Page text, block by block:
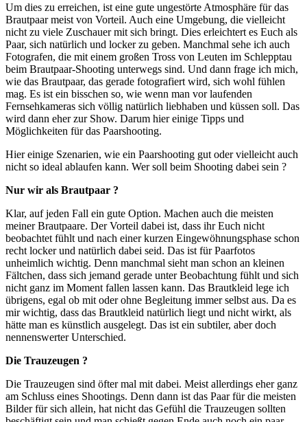
Um dies zu erreichen, ist eine gute ungestörte Atmosphäre für das
Brautpaar meist von Vorteil. Auch eine Umgebung, die vielleicht
nicht zu viele Zuschauer mit sich bringt. Dies erleichtert es Euch als
Paar, sich natürlich und locker zu geben. Manchmal sehe ich auch
Fotografen, die mit einem großen Tross von Leuten im Schlepptau
beim Brautpaar-Shooting unterwegs sind. Und dann frage ich mich,
wie das Brautpaar, das gerade fotografiert wird, sich wohl fühlen
mag. Es ist ein bisschen so, wie wenn man vor laufenden
Fernsehkameras sich völlig natürlich liebhaben und küssen soll. Das
wird dann eher zur Show. Darum hier einige Tipps und
Möglichkeiten für das Paarshooting.
Hier einige Szenarien, wie ein Paarshooting gut oder vielleicht auch
nicht so ideal ablaufen kann. Wer soll beim Shooting dabei sein ?
Nur wir als Brautpaar ?
Klar, auf jeden Fall ein gute Option. Machen auch die meisten
meiner Brautpaare. Der Vorteil dabei ist, dass ihr Euch nicht
beobachtet fühlt und nach einer kurzen Eingewöhnungsphase schon
recht locker und natürlich dabei seid. Das ist für Paarfotos
unheimlich wichtig. Denn manchmal sieht man schon an kleinen
Fältchen, dass sich jemand gerade unter Beobachtung fühlt und sich
nicht ganz im Moment fallen lassen kann. Das Brautkleid lege ich
übrigens, egal ob mit oder ohne Begleitung immer selbst aus. Da es
mir wichtig, dass das Brautkleid natürlich liegt und nicht wirkt, als
hätte man es künstlich ausgelegt. Das ist ein subtiler, aber doch
nennenswerter Unterschied.
Die Trauzeugen ?
Die Trauzeugen sind öfter mal mit dabei. Meist allerdings eher ganz
am Schluss eines Shootings. Denn dann ist das Paar für die meisten
Bilder für sich allein, hat nicht das Gefühl die Trauzeugen sollten